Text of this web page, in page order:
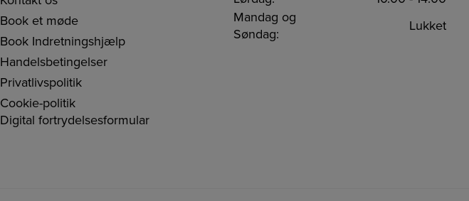
Book et møde
Book Indretningshjælp
Handelsbetingelser
Privatlivspolitik
Cookie-politik
Digital fortrydelsesformular
Mandag og
Søndag:
Lukket